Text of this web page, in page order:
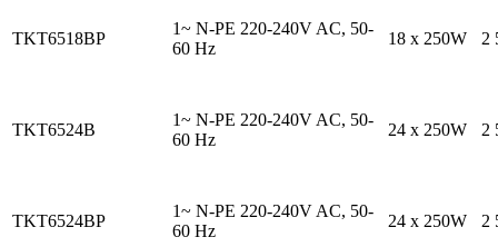
TKT6518BP
1~ N-PE 220-240V AC, 50-
60 Hz
18 x 250W 2
TKT6524B
1~ N-PE 220-240V AC, 50-
60 Hz
24 х 250W 2
TKT6524BP
1~ N-PE 220-240V AC, 50-
60 Hz
24 х 250W 2